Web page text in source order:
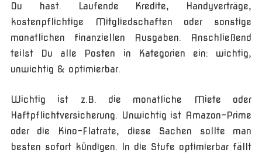
Du hast. Laufende Kredite, Handyverträge,
kostenpflichtige Mitgliedschaften oder sonstige
monatlichen finanziellen Ausgaben. Anschließend
teilst Du alle Posten in Kategorien ein: wichtig,
unwichtig & optimierbar.
Wichtig ist z.B. die monatliche Miete oder
Haftpflichtversicherung. Unwichtig ist Amazon-Prime
oder die Kino-Flatrate, diese Sachen sollte man
besten sofort kündigen. In die Stufe optimierbar fällt